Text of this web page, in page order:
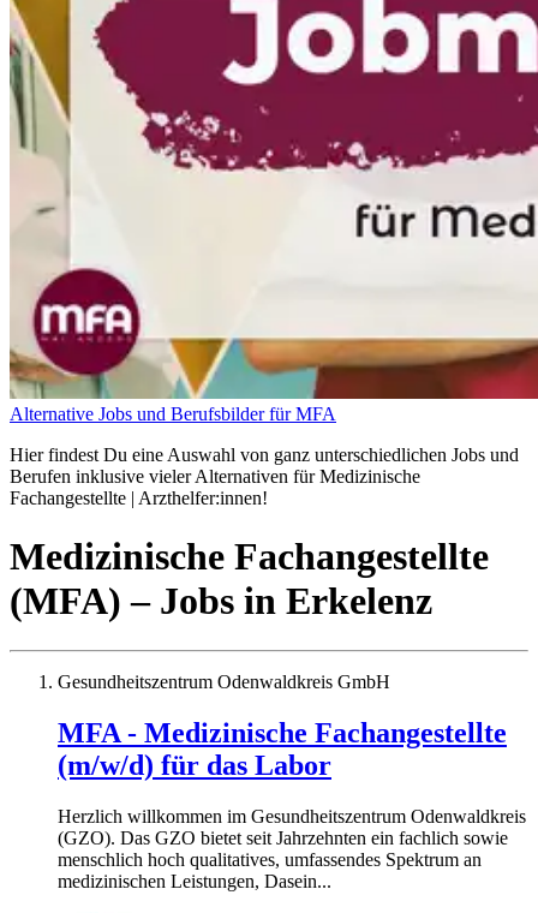
Alternative Jobs und Berufsbilder für MFA
Hier findest Du eine Auswahl von ganz unterschiedlichen Jobs und
Berufen inklusive vieler Alternativen für Medizinische
Fachangestellte | Arzthelfer:innen!
Medizinische Fachangestellte
(MFA) – Jobs in Erkelenz
Gesundheitszentrum Odenwaldkreis GmbH
MFA - Medizinische Fachangestellte
(m/w/d) für das Labor
Herzlich willkommen im Gesundheitszentrum Odenwaldkreis
(GZO). Das GZO bietet seit Jahrzehnten ein fachlich sowie
menschlich hoch qualitatives, umfassendes Spektrum an
medizinischen Leistungen, Dasein...